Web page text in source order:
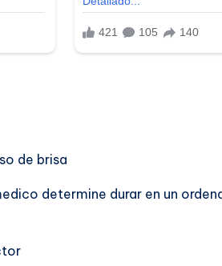
de brisa
determine durar en un